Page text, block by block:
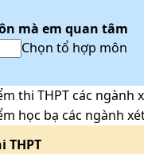
mà em quan tâm
Chọn tổ hợp môn
thi THPTcác ngành
học bạ các ngành
THPT